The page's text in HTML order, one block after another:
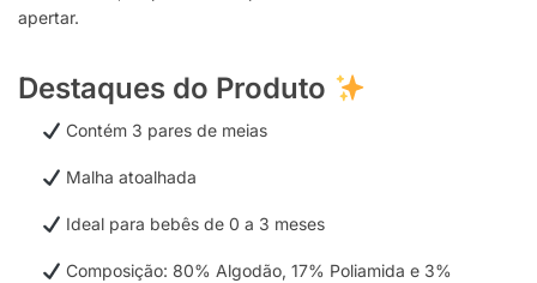
apertar.
Destaques do Produto
Contém 3 pares de meias
Malha atoalhada
Ideal para bebês de 0 a 3 meses
Composição: 80% Algodão, 17% Poliamida e 3%